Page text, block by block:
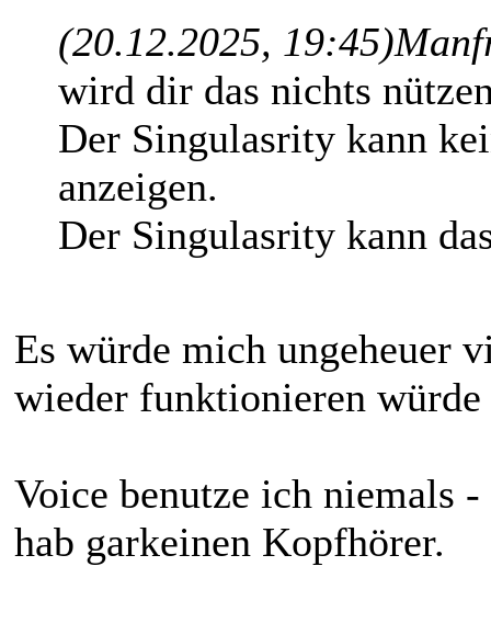
(20.12.2025, 19:45)
wird dir das nichts
Der Singulasrity kann
anzeigen.
Der Singulasrity kann
Es würde mich ungeheuer
wieder funktionieren würde
Voice benutze ich niemals
hab garkeinen Kopfhörer.